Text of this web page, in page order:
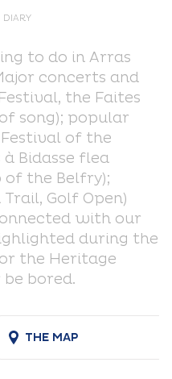
DIARY
to do in Arras
concerts and
the Faites
song); popular
of the
Bidasse flea
the Belfry);
Golf Open)
with our
during the
the Heritage
be bored.
THE MAP